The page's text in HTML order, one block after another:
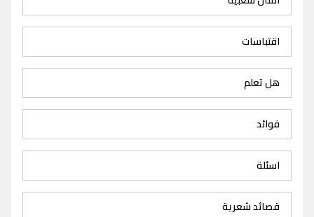
اقتباسات
هل تعلم
فوائد
اسئلة
قصائد شعرية